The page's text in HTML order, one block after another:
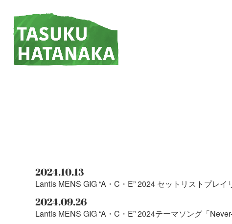
2024.10.13
Lantis MENS GIG “A・C・E” 2024 セットリストプレ
2024.09.26
Lantis MENS GIG “A・C・E” 2024テーマソング「